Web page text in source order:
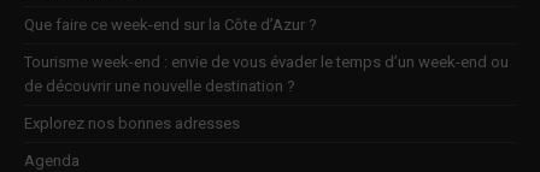
Que faire ce week-end sur la Côte d’Azur ?
Tourisme week-end : envie de vous évader le temps d’un week-end ou
de découvrir une nouvelle destination ?
Explorez nos bonnes adresses
Agenda